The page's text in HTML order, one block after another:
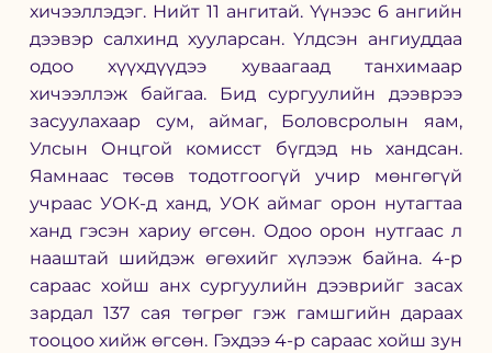
хичээллэдэг. Нийт 11 ангитай. Үүнээс 6 ангийн
дээвэр салхинд хууларсан. Үлдсэн ангиуддаа
одоо хүүхдүүдээ хуваагаад танхимаар
хичээллэж байгаа. Бид сургуулийн дээврээ
засуулахаар сум, аймаг, Боловсролын яам,
Улсын Онцгой комисст бүгдэд нь хандсан.
Яамнаас төсөв тодотгоогүй учир мөнгөгүй
учраас УОК-д ханд, УОК аймаг орон нутагтаа
ханд гэсэн хариу өгсөн. Одоо орон нутгаас л
нааштай шийдэж өгөхийг хүлээж байна. 4-р
сараас хойш анх сургуулийн дээврийг засах
зардал 137 сая төгрөг гэж гамшгийн дараах
тооцоо хийж өгсөн. Гэхдээ 4-р сараас хойш зун